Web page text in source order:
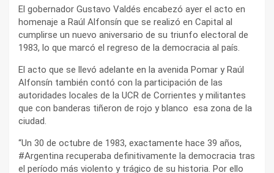
El gobernador Gustavo Valdés encabezó ayer el acto en
homenaje a Raúl Alfonsín que se realizó en Capital al
cumplirse un nuevo aniversario de su triunfo electoral de
1983, lo que marcó el regreso de la democracia al país.
El acto que se llevó adelante en la avenida Pomar y Raúl
Alfonsín también contó con la participación de las
autoridades locales de la UCR de Corrientes y militantes
que con banderas tiñeron de rojo y blanco esa zona de la
ciudad.
“Un 30 de octubre de 1983, exactamente hace 39 años,
#Argentina recuperaba definitivamente la democracia tras
el período más violento y trágico de su historia. Por ello